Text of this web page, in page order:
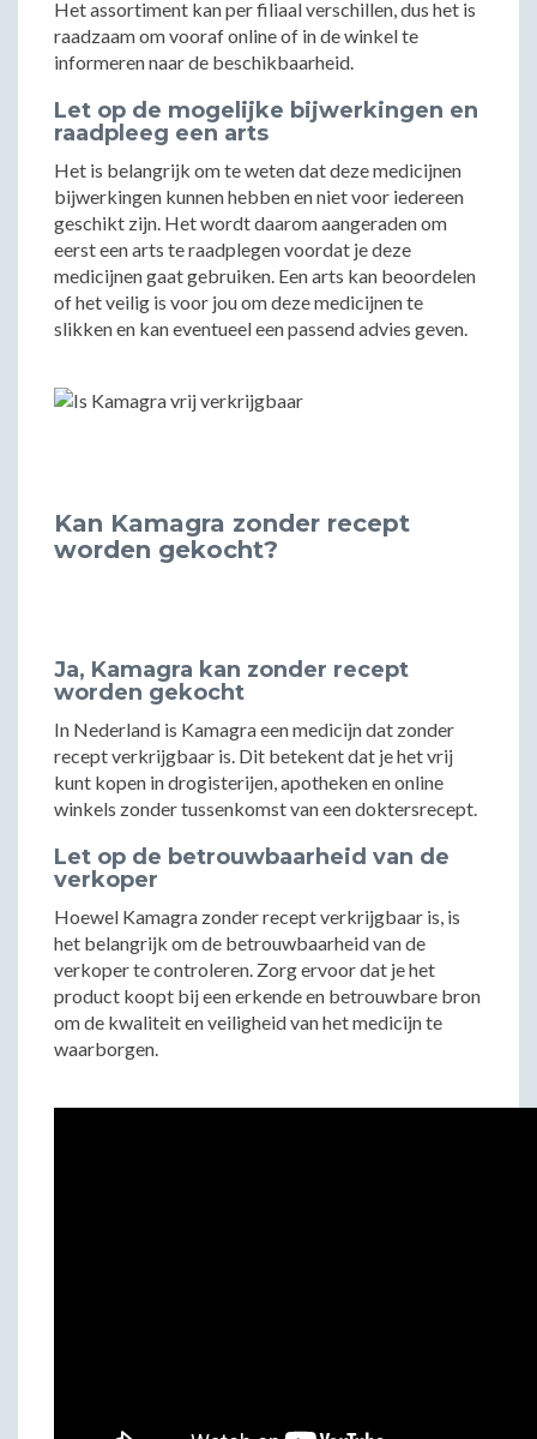
Het assortiment kan per filiaal verschillen, dus het is
raadzaam om vooraf online of in de winkel te
informeren naar de beschikbaarheid.
Let op de mogelijke bijwerkingen en
raadpleeg een arts
Het is belangrijk om te weten dat deze medicijnen
bijwerkingen kunnen hebben en niet voor iedereen
geschikt zijn. Het wordt daarom aangeraden om
eerst een arts te raadplegen voordat je deze
medicijnen gaat gebruiken. Een arts kan beoordelen
of het veilig is voor jou om deze medicijnen te
slikken en kan eventueel een passend advies geven.
Kan Kamagra zonder recept
worden gekocht?
Ja, Kamagra kan zonder recept
worden gekocht
In Nederland is Kamagra een medicijn dat zonder
recept verkrijgbaar is. Dit betekent dat je het vrij
kunt kopen in drogisterijen, apotheken en online
winkels zonder tussenkomst van een doktersrecept.
Let op de betrouwbaarheid van de
verkoper
Hoewel Kamagra zonder recept verkrijgbaar is, is
het belangrijk om de betrouwbaarheid van de
verkoper te controleren. Zorg ervoor dat je het
product koopt bij een erkende en betrouwbare bron
om de kwaliteit en veiligheid van het medicijn te
waarborgen.